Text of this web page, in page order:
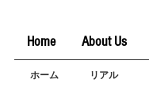
Home About Us
ホーム リアル